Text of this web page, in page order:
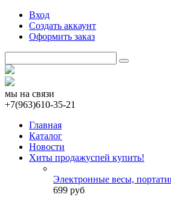
Вход
Создать аккаунт
Оформить заказ
мы на связи
+7(963)610-35-21
Главная
Каталог
Новости
Хиты продажуспей купить!
Электронные весы,
699 руб